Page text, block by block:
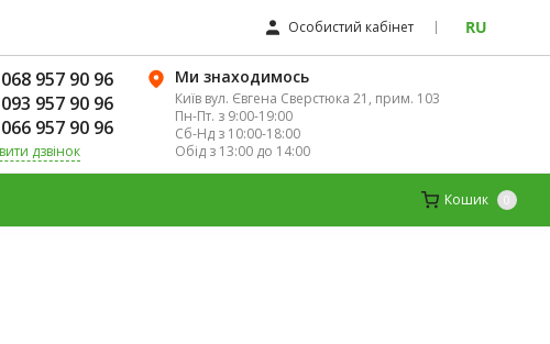
Особистий кабінет RU
957 90 96
957 90 96
957 90 96
дзвінок
Ми знаходимось
Київ вул. Євгена Сверстюка 21, прим. 103
Пн-Пт. з 9:00-19:00
Сб-Нд з 10:00-18:00
Обід з 13:00 до 14:00
Кошик 0